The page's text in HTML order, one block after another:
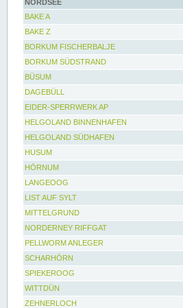
NORDSEE
BAKE A
BAKE Z
BORKUM FISCHERBALJE
BORKUM SÜDSTRAND
BÜSUM
DAGEBÜLL
EIDER-SPERRWERK AP
HELGOLAND BINNENHAFEN
HELGOLAND SÜDHAFEN
HUSUM
HÖRNUM
LANGEOOG
LIST AUF SYLT
MITTELGRUND
NORDERNEY RIFFGAT
PELLWORM ANLEGER
SCHARHÖRN
SPIEKEROOG
WITTDÜN
ZEHNERLOCH